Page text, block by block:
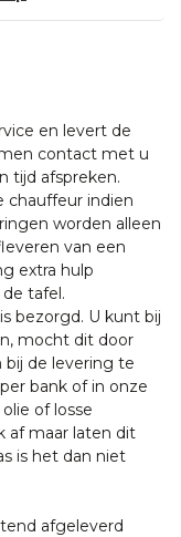
en levert de
contact met u
tijd afspreken.
chauffeur indien
worden alleen
van een
extra hulp
tafel.
bezorgd. U kunt bij
mocht dit door
de levering te
bank of in onze
of losse
af maar laten dit
is het dan niet
afgeleverd